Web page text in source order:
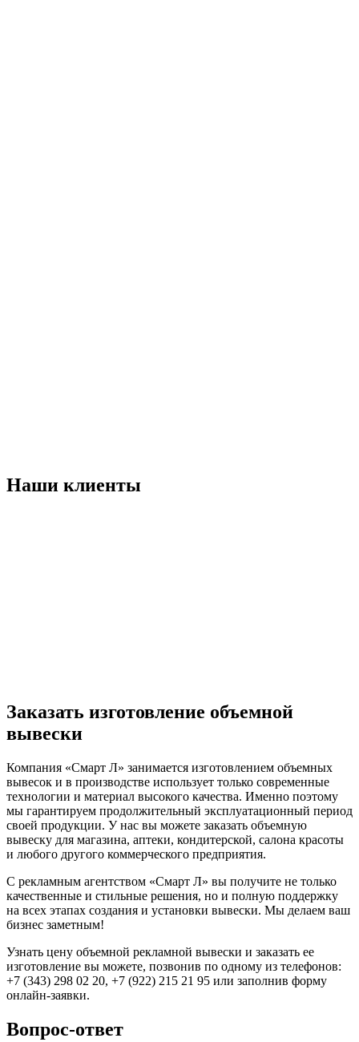
Наши клиенты
Заказать изготовление объемной
вывески
Компания «Смарт Л» занимается изготовлением объемных
вывесок и в производстве использует только современные
технологии и материал высокого качества. Именно поэтому
мы гарантируем продолжительный эксплуатационный период
своей продукции. У нас вы можете заказать объемную
вывеску для магазина, аптеки, кондитерской, салона красоты
и любого другого коммерческого предприятия.
С рекламным агентством «Смарт Л» вы получите не только
качественные и стильные решения, но и полную поддержку
на всех этапах создания и установки вывески. Мы делаем ваш
бизнес заметным!
Узнать цену объемной рекламной вывески и заказать ее
изготовление вы можете, позвонив по одному из телефонов:
+7 (343) 298 02 20, +7 (922) 215 21 95 или заполнив форму
онлайн-заявки.
Вопрос-ответ